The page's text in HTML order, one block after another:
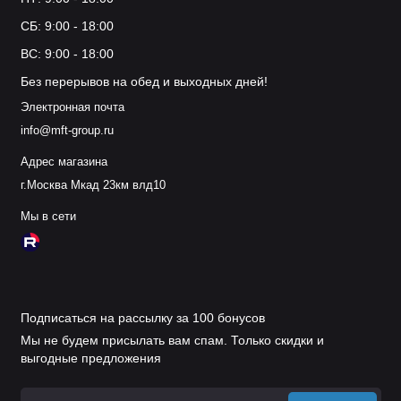
СБ: 9:00 - 18:00
ВС: 9:00 - 18:00
Без перерывов на обед и выходных дней!
Электронная почта
info@mft-group.ru
Адрес магазина
г.Москва Мкад 23км влд10
Мы в сети
Подписаться на рассылку за 100 бонусов
Мы не будем присылать вам спам. Только скидки и
выгодные предложения